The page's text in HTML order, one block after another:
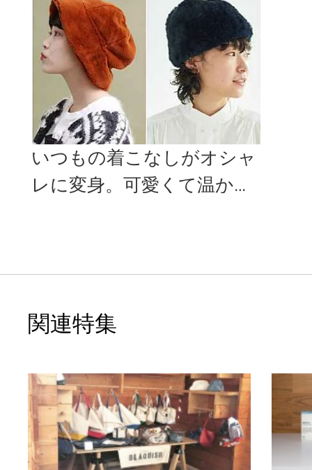
特集
いつもの着こなしがオシャ
レに変身。可愛くて温かな
関連特集